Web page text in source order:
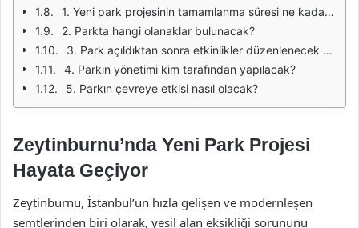
1. Yeni park projesinin tamamlanma süresi ne kadardır?
2. Parkta hangi olanaklar bulunacak?
3. Park açıldıktan sonra etkinlikler düzenlenecek mi?
4. Parkın yönetimi kim tarafından yapılacak?
5. Parkın çevreye etkisi nasıl olacak?
Zeytinburnu’nda Yeni Park Projesi
Hayata Geçiyor
Zeytinburnu, İstanbul’un hızla gelişen ve modernleşen
semtlerinden biri olarak, yeşil alan eksikliği sorununu